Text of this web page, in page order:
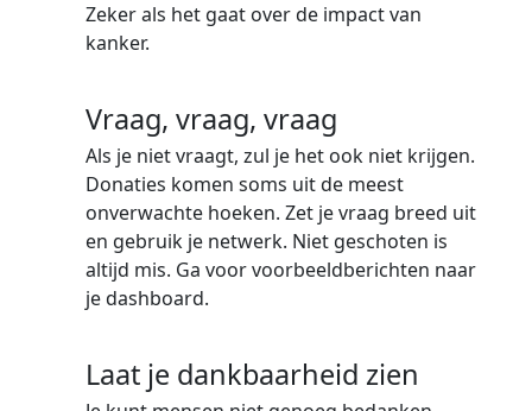
Zeker als het gaat over de impact van
kanker.
Vraag, vraag, vraag
Als je niet vraagt, zul je het ook niet krijgen.
Donaties komen soms uit de meest
onverwachte hoeken. Zet je vraag breed uit
en gebruik je netwerk. Niet geschoten is
altijd mis. Ga voor voorbeeldberichten naar
je dashboard.
Laat je dankbaarheid zien